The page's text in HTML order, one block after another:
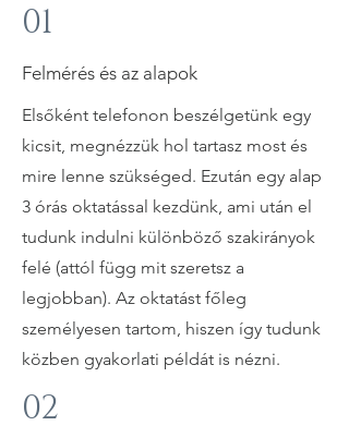
01
Felmérés és az alapok
Elsőként telefonon beszélgetünk egy
kicsit, megnézzük hol tartasz most és
mire lenne szükséged. Ezután egy alap
3 órás oktatással kezdünk, ami után el
tudunk indulni különböző szakirányok
felé (attól függ mit szeretsz a
legjobban). Az oktatást főleg
személyesen tartom, hiszen így tudunk
közben gyakorlati példát is nézni.
02